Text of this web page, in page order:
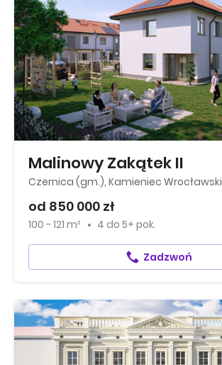
Malinowy Zakątek II
Czernica (gm.), Kamieniec Wrocławski
od 850 000 zł
100 - 121 m² 4 do 5+ pok.
Zadzwoń